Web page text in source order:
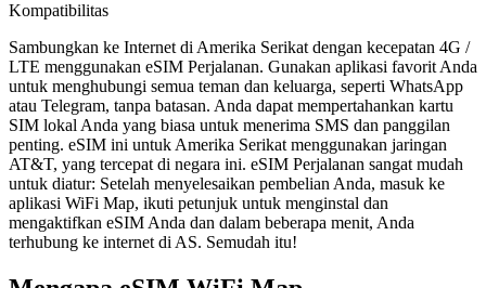
Kompatibilitas
Sambungkan ke Internet di Amerika Serikat dengan kecepatan 4G /
LTE menggunakan eSIM Perjalanan. Gunakan aplikasi favorit Anda
untuk menghubungi semua teman dan keluarga, seperti WhatsApp
atau Telegram, tanpa batasan. Anda dapat mempertahankan kartu
SIM lokal Anda yang biasa untuk menerima SMS dan panggilan
penting. eSIM ini untuk Amerika Serikat menggunakan jaringan
AT&T, yang tercepat di negara ini. eSIM Perjalanan sangat mudah
untuk diatur: Setelah menyelesaikan pembelian Anda, masuk ke
aplikasi WiFi Map, ikuti petunjuk untuk menginstal dan
mengaktifkan eSIM Anda dan dalam beberapa menit, Anda
terhubung ke internet di AS. Semudah itu!